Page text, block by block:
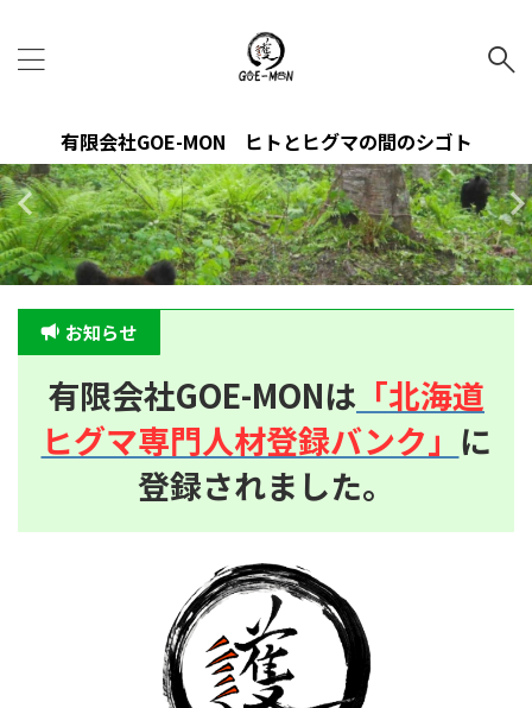
有限会社GOE-MON ヒトとヒグマの間のシゴト
お知らせ
有限会社GOE-MONは 「北海道
ヒグマ専門人材登録バンク」 に
登録されました。